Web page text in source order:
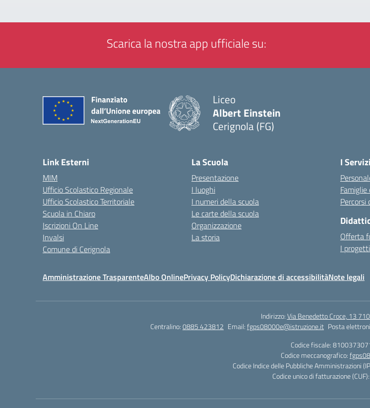
Scarica la nostra app ufficiale su:
Liceo
Albert Einstein
Cerignola (FG)
Link Esterni
MIM
Ufficio Scolastico Regionale
Ufficio Scolastico Territoriale
Scuola in Chiaro
Iscrizioni On Line
Invalsi
Comune di Cerignola
La Scuola
Presentazione
I luoghi
I numeri della scuola
Le carte della scuola
Organizzazione
La storia
I Servizi
Percorsi
Offerta
I
Amministrazione TrasparenteAlbo OnlinePrivacy PolicyDichiarazione di accessibilitàNote legali
Indirizzo:Via Benedetto Croce, 13
Centralino:0885 423812 Email:fgps08000e@istruzione.it Posta
Codice fiscale:
Codice meccanografico:
Codice Indice delle Pubbliche Amministrazioni
Codice unico di fatturazione